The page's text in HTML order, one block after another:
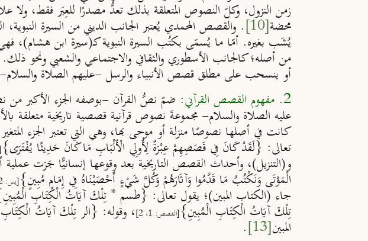
زمن النزول، وكلّ النصوص المتعلقة بذلك تعدُّ مصدرًا للعِبَر فقط، ولا
محضة[10] . والقصص المحمدي يُعتبر الجانب الديني من السيرة النبوية،
يُشَب بغيره. أمّا ما يُسمّى بكتُب السيرة النبوية كـ(سيرة ابن هشام)،
من أصله؛ كالجانب الأسطوري والثقافي والاجتماعي والشعبي ونحو
أو ينسحب على مطلق قصص الأنبياء والرسل -عليهم الصلاة والسلام-
2. مفهوم القصص القرآني:
ضمّ نصُّ القرآن -بوصفه الجزء الأكبر من
عليه الصلاة والسلام- مجموعةَ نصوص قرآنية قصصية تاريخية متعلقة
كانت في أصلها نصوصًا منزلة أو موحى بها، وهي التي تعتبر الجزء
تعالى: {لَقَدْ كَانَ فِي قَصَصِهِمْ عِبْرَةٌ لِأُولِي الْأَلْبَابِ مَا كَانَ حَدِيثًا يُفْتَرَى}
و(التنزيل)، وأحداث القصص التاريخية بعد وقوعها إنسانيًّا جَرَت
الْمَوْتَى وَنَكْتُبُ مَا قَدَّمُوا وَآثَارَهُمْ وَكُلَّ شَيْءٍ أَحْصَيْنَاهُ فِي إِمَامٍ مُبِينٍ}[يس: 12]
جاء (الكتاب المبين)؛ يقول تعالى: {طسم * تِلْكَ آيَاتُ الْكِتَابِ
تِلْكَ آيَاتُ الْكِتَابِ الْمُبِينِ}[القصص: 1، 2] ، وقوله: {الر تِلْكَ آيَاتُ
المبين[13]
.